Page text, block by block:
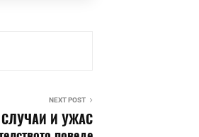
NEXT POST
И УЖАС